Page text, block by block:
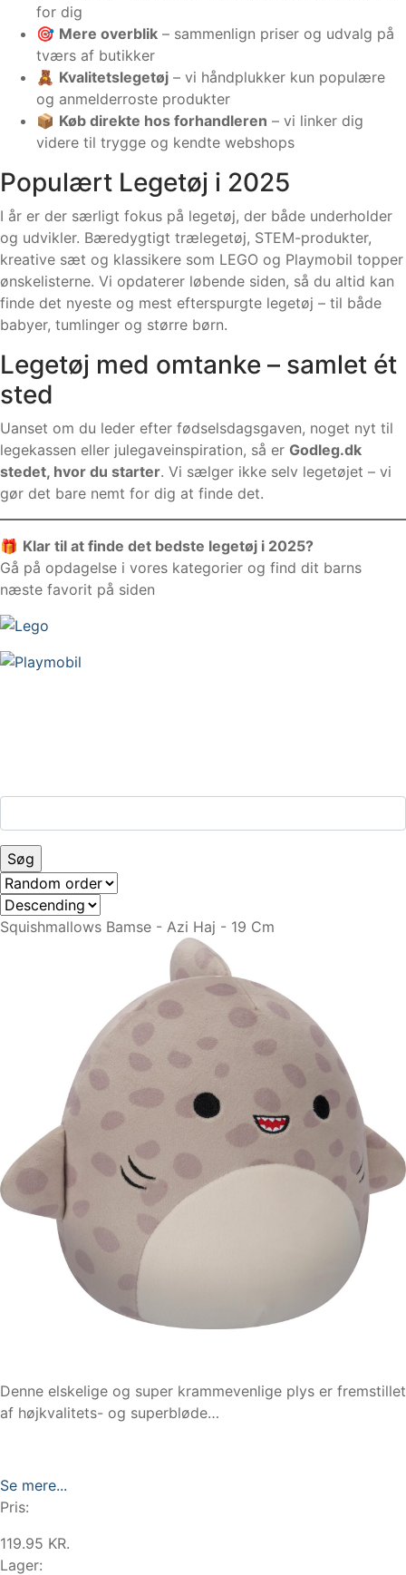
for dig
🎯 Mere overblik – sammenlign priser og udvalg på
tværs af butikker
🧸 Kvalitetslegetøj – vi håndplukker kun populære
og anmelderroste produkter
📦 Køb direkte hos forhandleren – vi linker dig
videre til trygge og kendte webshops
Populært Legetøj i 2025
I år er der særligt fokus på legetøj, der både underholder
og udvikler. Bæredygtigt trælegetøj, STEM-produkter,
kreative sæt og klassikere som LEGO og Playmobil topper
ønskelisterne. Vi opdaterer løbende siden, så du altid kan
finde det nyeste og mest efterspurgte legetøj – til både
babyer, tumlinger og større børn.
Legetøj med omtanke – samlet ét
sted
Uanset om du leder efter fødselsdagsgaven, noget nyt til
legekassen eller julegaveinspiration, så er Godleg.dk
stedet, hvor du starter. Vi sælger ikke selv legetøjet – vi
gør det bare nemt for dig at finde det.
🎁 Klar til at finde det bedste legetøj i 2025?
Gå på opdagelse i vores kategorier og find dit barns
næste favorit på siden
Squishmallows Bamse - Azi Haj - 19 Cm
Denne elskelige og super krammevenlige plys er fremstillet
af højkvalitets- og superbløde…
Se mere...
Pris:
119.95 KR.
Lager: